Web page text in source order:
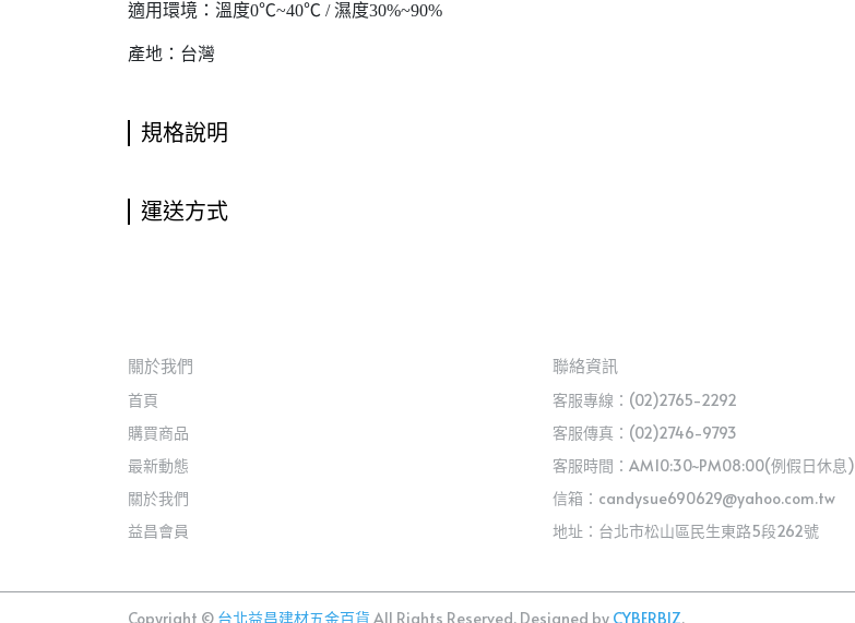
適用環境：溫度0℃~40℃ / 濕度30%~90%
產地：台灣
規格說明
運送方式
關於我們
首頁
購買商品
最新動態
關於我們
益昌會員
聯絡資訊
客服專線：(02)2765-2292
客服傳真：(02)2746-9793
客服時間：AM10:30~PM08:00(例假日休息)
信箱：candysue690629@yahoo.com.tw
地址：台北市松山區民生東路5段262號
Copyright © 台北益昌建材五金百貨 All Rights Reserved. Designed by CYBERBIZ.